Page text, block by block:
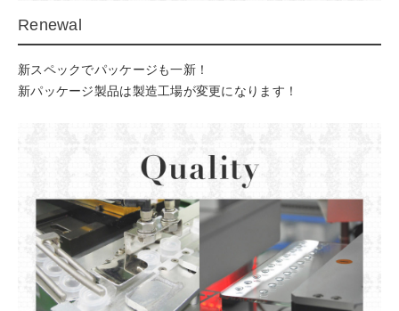
Renewal
新スペックでパッケージも一新！
新パッケージ製品は製造工場が変更になります！